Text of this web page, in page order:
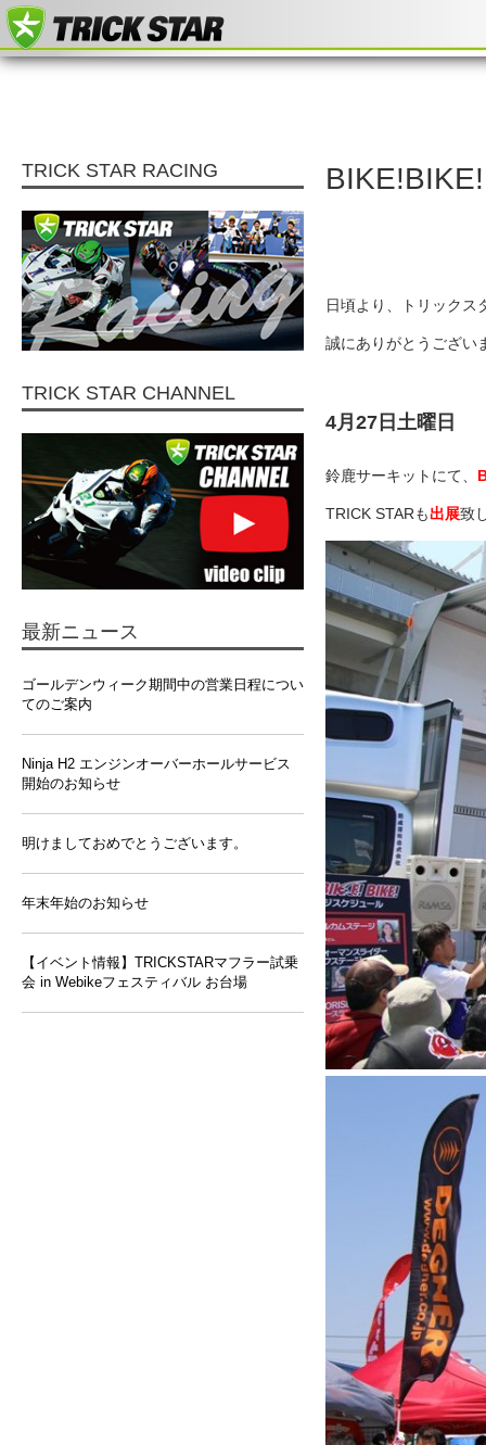
日頃より、トリックス
誠にありがとうござい
4月27日土曜日
鈴鹿サーキットにて、
TRICK STARも出展致
TRICK STAR RACING
TRICK STAR CHANNEL
最新ニュース
ゴールデンウィーク期間中の営業日程につい
てのご案内
Ninja H2 エンジンオーバーホールサービス
開始のお知らせ
明けましておめでとうございます。
年末年始のお知らせ
【イベント情報】TRICKSTARマフラー試乗
会 in Webikeフェスティバル お台場